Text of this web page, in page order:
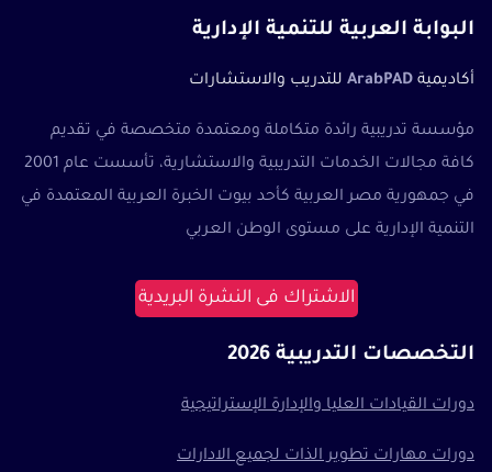
البوابة العربية للتنمية الإدارية
أكاديمية ArabPAD للتدريب والاستشارات
مؤسسة تدريبية رائدة متكاملة ومعتمدة متخصصة في تقديم
كافة مجالات الخدمات التدريبية والاستشارية، تأسست عام 2001
في جمهورية مصر العربية كأحد بيوت الخبرة العربية المعتمدة في
التنمية الإدارية على مستوى الوطن العربي
الاشتراك فى النشرة البريدية
التخصصات التدريبية 2026
دورات القيادات العليا والإدارة الإستراتيجية
دورات مهارات تطوير الذات لجميع الادارات